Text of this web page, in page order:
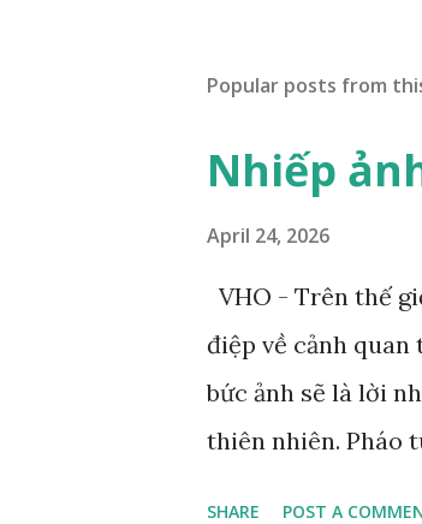
Popular posts from
Nhiếp
April 24, 2026
VHO - Trên thế
điệp về cảnh
bức ảnh sẽ là lời
thiên nhiên. Pháo
SHARE POST A